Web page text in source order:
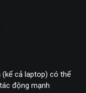
(kể cả laptop) có thể
động mạnh